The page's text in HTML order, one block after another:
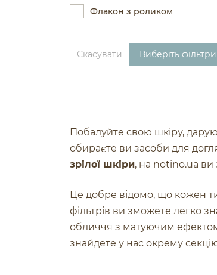
Флакон з роликом
Скасувати Виберіть фільтри
Побалуйте свою шкіру,
обираєте ви засоби для
зрілої шкіри, на notino.ua ви
Це добре відомо, що кожен
фільтрів ви зможете легко
обличчя з матуючим
знайдете у нас окрему